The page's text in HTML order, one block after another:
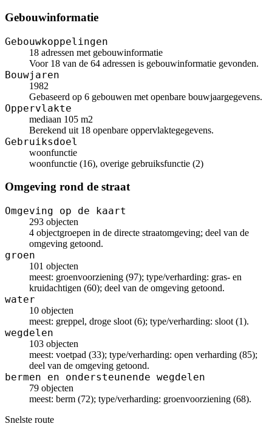
Gebouwinformatie
Gebouwkoppelingen
18 adressen met gebouwinformatie
Voor 18 van de 64 adressen is gebouwinformatie gevonden.
Bouwjaren
1982
Gebaseerd op 6 gebouwen met openbare bouwjaargegevens.
Oppervlakte
mediaan 105 m2
Berekend uit 18 openbare oppervlaktegegevens.
Gebruiksdoel
woonfunctie
woonfunctie (16), overige gebruiksfunctie (2)
Omgeving rond de straat
Omgeving op de kaart
293 objecten
4 objectgroepen in de directe straatomgeving; deel van de
omgeving getoond.
groen
101 objecten
meest: groenvoorziening (97); type/verharding: gras- en
kruidachtigen (60); deel van de omgeving getoond.
water
10 objecten
meest: greppel, droge sloot (6); type/verharding: sloot (1).
wegdelen
103 objecten
meest: voetpad (33); type/verharding: open verharding (85);
deel van de omgeving getoond.
bermen en ondersteunende wegdelen
79 objecten
meest: berm (72); type/verharding: groenvoorziening (68).
Snelste route